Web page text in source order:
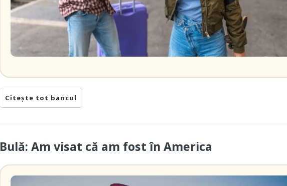
Citește tot bancul
Bulă: Am visat că am fost în America